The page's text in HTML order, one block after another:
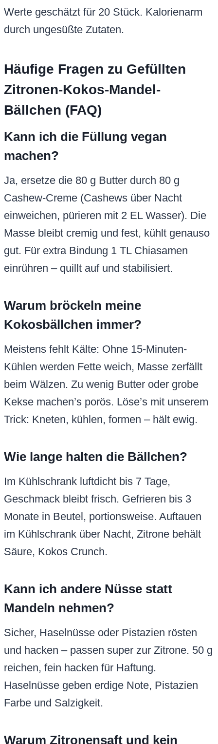
Werte geschätzt für 20 Stück. Kalorienarm
durch ungesüßte Zutaten.
Häufige Fragen zu Gefüllten
Zitronen-Kokos-Mandel-
Bällchen (FAQ)
Kann ich die Füllung vegan
machen?
Ja, ersetze die 80 g Butter durch 80 g
Cashew-Creme (Cashews über Nacht
einweichen, pürieren mit 2 EL Wasser). Die
Masse bleibt cremig und fest, kühlt genauso
gut. Für extra Bindung 1 TL Chiasamen
einrühren – quillt auf und stabilisiert.
Warum bröckeln meine
Kokosbällchen immer?
Meistens fehlt Kälte: Ohne 15-Minuten-
Kühlen werden Fette weich, Masse zerfällt
beim Wälzen. Zu wenig Butter oder grobe
Kekse machen’s porös. Löse’s mit unserem
Trick: Kneten, kühlen, formen – hält ewig.
Wie lange halten die Bällchen?
Im Kühlschrank luftdicht bis 7 Tage,
Geschmack bleibt frisch. Gefrieren bis 3
Monate in Beutel, portionsweise. Auftauen
im Kühlschrank über Nacht, Zitrone behält
Säure, Kokos Crunch.
Kann ich andere Nüsse statt
Mandeln nehmen?
Sicher, Haselnüsse oder Pistazien rösten
und hacken – passen super zur Zitrone. 50 g
reichen, fein hacken für Haftung.
Haselnüsse geben erdige Note, Pistazien
Farbe und Salzigkeit.
Warum Zitronensaft und kein